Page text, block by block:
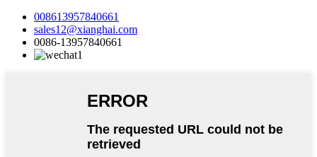
008613957840661
sales12@xianghai.com
0086-13957840661